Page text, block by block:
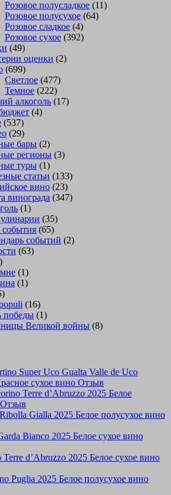
Розовое полусладкое (11)
Розовое полусухое (64)
Розовое сладкое (4)
Розовое сухое (392)
(49)
оценки (2)
(699)
Светлое (477)
Темное (222)
алкоголь (17)
(4)
(537)
(29)
бары (2)
регионы (3)
туры (1)
статьи (133)
вино (23)
винограда (347)
(1)
(35)
(65)
событий (2)
(63)
(1)
(1)
(16)
победы (1)
Великой войны (8)
Super Uco Gualta Valle de Uco
сухое вино Отзыв
Terre d’Abruzzo 2025 Белое
Gialla 2025 Белое полусухое вино
Bianco 2025 Белое сухое вино
d’Abruzzo 2025 Белое сухое вино
Puglia 2025 Белое полусухое вино